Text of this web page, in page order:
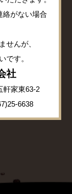
絡がない場合
せんが、
です。
社
家東63-2
6638